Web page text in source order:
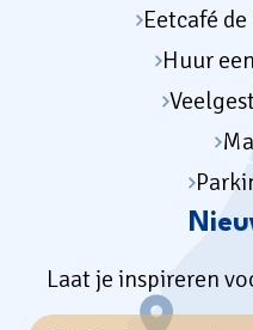
Eetcafé
Huur
Laat je inspireren